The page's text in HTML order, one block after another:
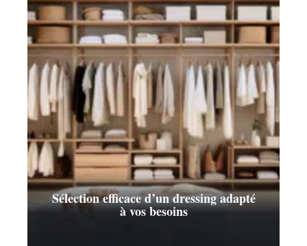
Sélection efficace d’un dressing adapté
à vos besoins